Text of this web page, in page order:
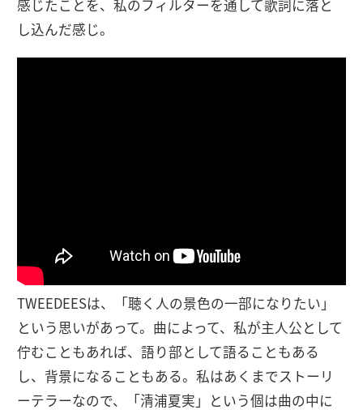
感じたことを、私のフィルターを通して歌詞に落と
し込んだ感じ。
TWEEDEESは、「聴く人の景色の一部になりたい」
という思いがあって。曲によって、私が主人公として
佇むこともあれば、語り部として語ることもある
し、背景になることもある。私はあくまでストーリ
ーテラーなので、「清浦夏実」という個は曲の中に